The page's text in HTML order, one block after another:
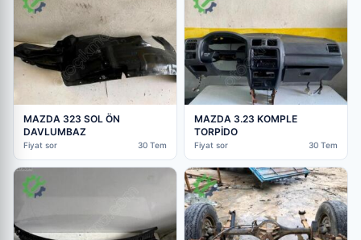
MAZDA 323 SOL ÖN
DAVLUMBAZ
Fiyat sor 30 Tem
MAZDA 3.23 KOMPLE
TORPİDO
Fiyat sor 30 Tem